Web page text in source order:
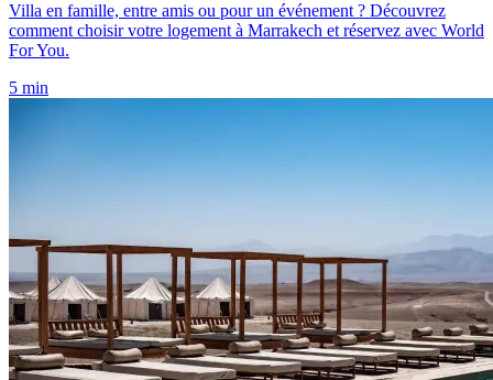
Villa en famille, entre amis ou pour un événement ? Découvrez
comment choisir votre logement à Marrakech et réservez avec World
For You.
5 min